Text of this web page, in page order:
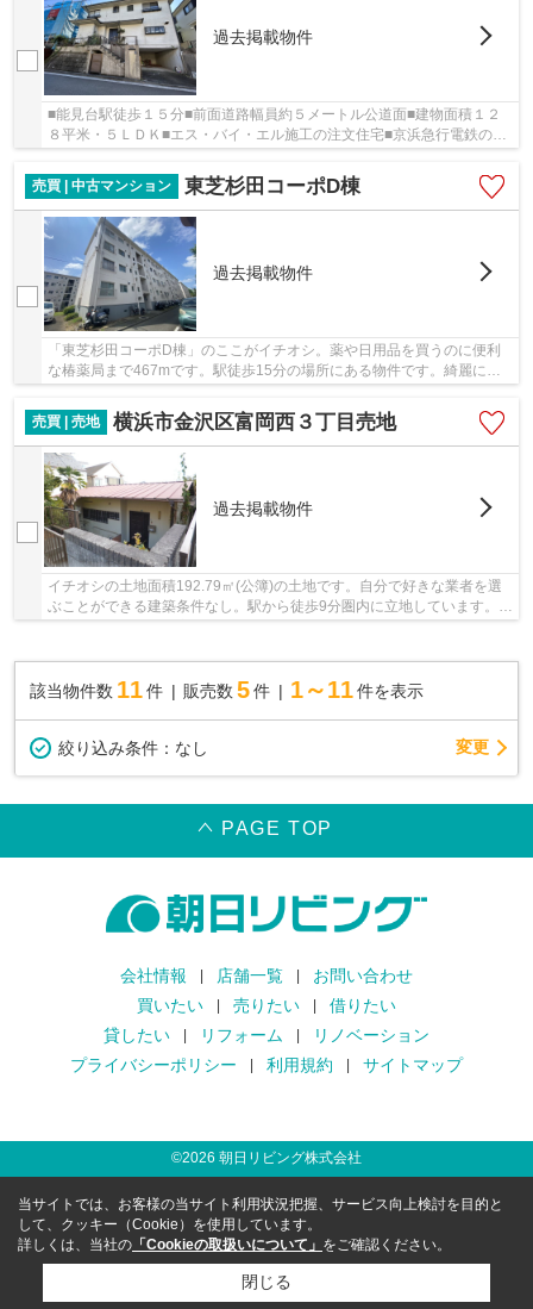
過去掲載物件
■能見台駅徒歩１５分■前面道路幅員約５メートル公道面■建物面積１２
８平米・５ＬＤＫ■エス・バイ・エル施工の注文住宅■京浜急行電鉄の旧
売買 | 中古マンション
東芝杉田コーポD棟
過去掲載物件
「東芝杉田コーポD棟」のここがイチオシ。薬や日用品を買うのに便利
な椿薬局まで467mです。駅徒歩15分の場所にある物件です。綺麗に整
備された中古マンションで清潔感を感じます。不動...
売買 | 売地
横浜市金沢区富岡西３丁目売地
過去掲載物件
イチオシの土地面積192.79㎡(公簿)の土地です。自分で好きな業者を選
ぶことができる建築条件なし。駅から徒歩9分圏内に立地しています。不
動産探しの前に不動産の知識について教えて欲...
該当物件数 11件 販売数 5 件 1～11 件を表示
絞り込み条件： なし 変更
PAGE TOP
会社情報 店舗一覧
お問い合わせ
買いたい
売りたい
借りたい
貸したい
リフォーム
リノベーション
プライバシーポリシー
利用規約 サイトマップ
©2026 朝日リビング株式会社
当サイトでは、お客様の当サイト利用状況把握、サービス向上検討を目的と
して、クッキー（Cookie）を使用しています。
詳しくは、当社の 「Cookieの取扱いについて」 をご確認ください。
閉じる